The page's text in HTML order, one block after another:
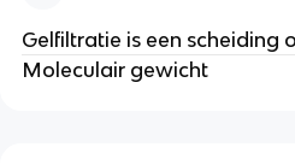
Gelfiltratie is een scheiding
Moleculair gewicht